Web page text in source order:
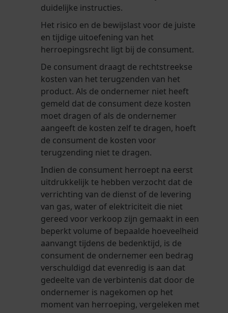
duidelijke instructies.
Het risico en de bewijslast voor de juiste
en tijdige uitoefening van het
herroepingsrecht ligt bij de consument.
De consument draagt de rechtstreekse
kosten van het terugzenden van het
product. Als de ondernemer niet heeft
gemeld dat de consument deze kosten
moet dragen of als de ondernemer
aangeeft de kosten zelf te dragen, hoeft
de consument de kosten voor
terugzending niet te dragen.
Indien de consument herroept na eerst
uitdrukkelijk te hebben verzocht dat de
verrichting van de dienst of de levering
van gas, water of elektriciteit die niet
gereed voor verkoop zijn gemaakt in een
beperkt volume of bepaalde hoeveelheid
aanvangt tijdens de bedenktijd, is de
consument de ondernemer een bedrag
verschuldigd dat evenredig is aan dat
gedeelte van de verbintenis dat door de
ondernemer is nagekomen op het
moment van herroeping, vergeleken met